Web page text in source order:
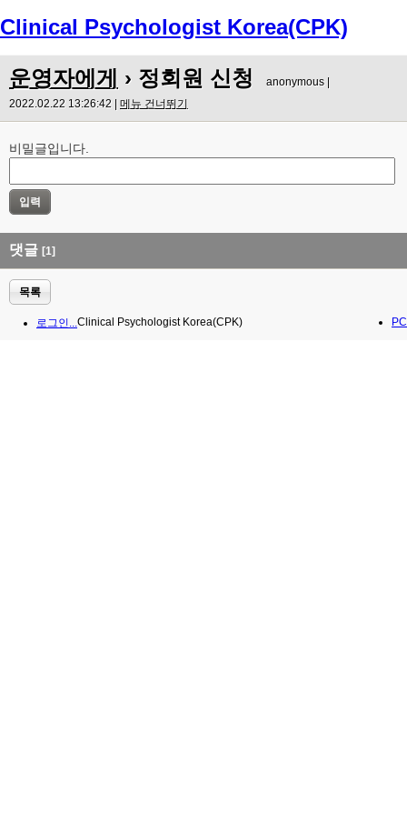
Clinical Psychologist Korea(CPK)
운영자에게 › 정회원 신청
anonymous |
2022.02.22 13:26:42 | 메뉴 건너뛰기
비밀글입니다.
댓글 [1]
목록
로그인... PC
Clinical Psychologist Korea(CPK)